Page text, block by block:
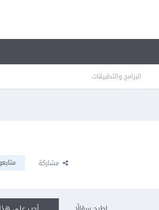
البرامج والتطبيقات
مشاركة